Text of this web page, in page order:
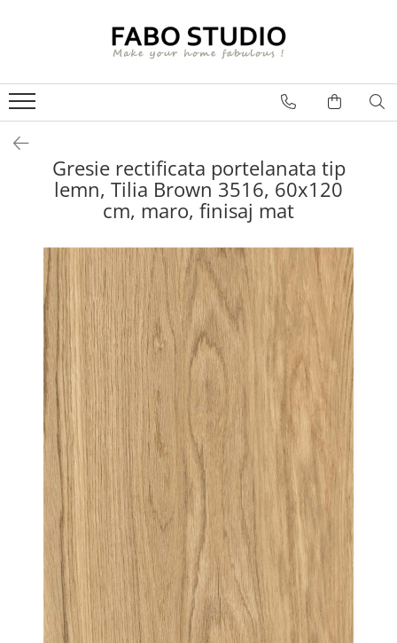
GRESIE INTERIOR
GRESIE EXTERIOR 2 CM
GRESIE TIP LEMN
GRESIE XXL - LASTRE
TREPTE DIN GRESIE
FAIANTA
MOBILIER DE INTERIOR
CANAPELE
SCAUNE
Gresie rectificata portelanata tip
lemn, Tilia Brown 3516, 60x120
cm, maro, finisaj mat